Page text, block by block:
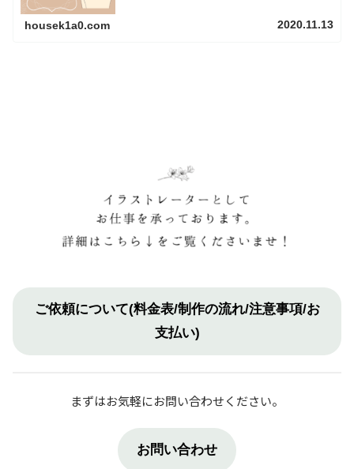
housek1a0.com 2020.11.13
ご依頼について(料金表/制作の流れ/注意事項/お
支払い)
まずはお気軽にお問い合わせください。
お問い合わせ